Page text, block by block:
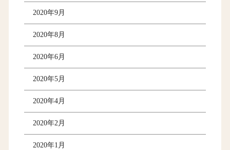
2020年9月
2020年8月
2020年6月
2020年5月
2020年4月
2020年2月
2020年1月